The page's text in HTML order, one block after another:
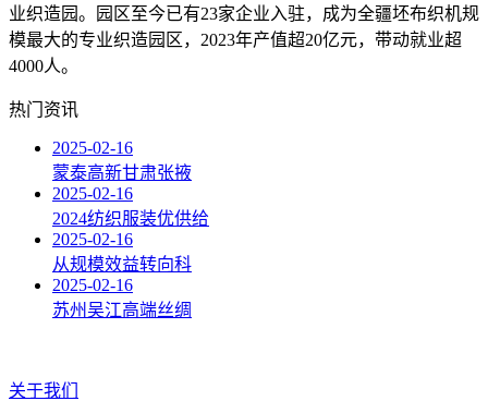
业织造园。园区至今已有23家企业入驻，成为全疆坯布织机规
模最大的专业织造园区，2023年产值超20亿元，带动就业超
4000人。
热门资讯
2025-02-16
蒙泰高新甘肃张掖
2025-02-16
2024纺织服装优供给
2025-02-16
从规模效益转向科
2025-02-16
苏州吴江高端丝绸
关于我们